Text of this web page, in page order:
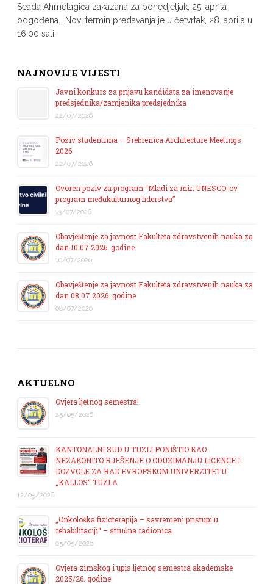
Seada Ahmetagića zakazana za ponedjeljak, 25. aprila
odgođena. Novi termin predavanja je u četvrtak, 28. aprila u
16.00 sati.
NAJNOVIJE VIJESTI
Javni konkurs za prijavu kandidata za imenovanje
predsjednika/zamjenika predsjednika
22/07/2026
Poziv studentima – Srebrenica Architecture Meetings
2026
22/07/2026
Ovoren poziv za program “Mladi za mir: UNESCO-ov
program međukulturnog liderstva”
13/07/2026
Obavještenje za javnost Fakulteta zdravstvenih nauka za
dan 10.07.2026. godine
10/07/2026
Obavještenje za javnost Fakulteta zdravstvenih nauka za
dan 08.07.2026. godine
08/07/2026
AKTUELNO
Ovjera ljetnog semestra!
25/05/2026
KANTONALNI SUD U TUZLI PONIŠTIO KAO
NEZAKONITO RJEŠENJE O ODUZIMANJU LICENCE I
DOZVOLE ZA RAD EVROPSKOM UNIVERZITETU
„KALLOS“ TUZLA
12/05/2026
„Onkološka fizioterapija – savremeni pristupi u
rehabilitaciji“ – stručna radionica
05/05/2026
Ovjera zimskog i upis ljetnog semestra akademske
2025/26. godine